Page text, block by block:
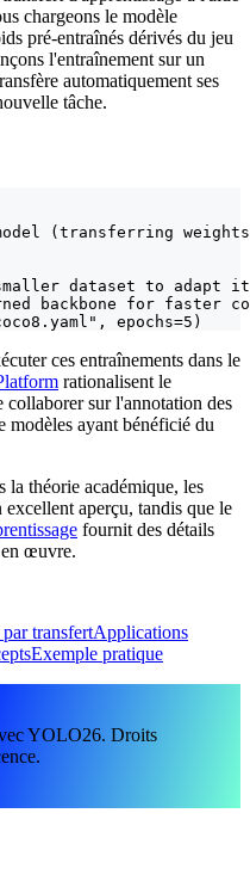
chargeons le modèle
pré-entraînés dérivés du jeu
l'entraînement sur un
automatiquement ses
tâche.
(transferring weights
dataset to adapt
backbone for faster
epochs=5)
ces entraînements dans le
rationalisent le
collaborer sur l'annotation des
modèles ayant bénéficié du
la théorie académique, les
aperçu, tandis que le
fournit des détails
œuvre.
transfertApplications
Exemple pratique
YOLO26. Droits